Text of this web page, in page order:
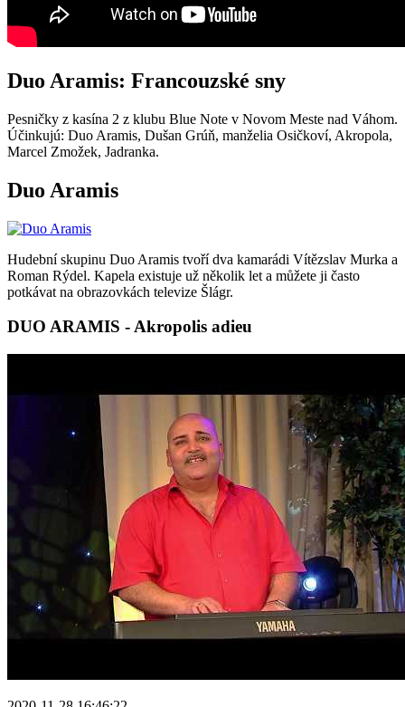
Duo Aramis: Francouzské sny
Pesničky z kasína 2 z klubu Blue Note v Novom Meste nad Váhom.
Účinkujú: Duo Aramis, Dušan Grúň, manželia Osičkoví, Akropola,
Marcel Zmožek, Jadranka.
Duo Aramis
Hudební skupinu Duo Aramis tvoří dva kamarádi Vítězslav Murka a
Roman Rýdel. Kapela existuje už několik let a můžete ji často
potkávat na obrazovkách televize Šlágr.
DUO ARAMIS - Akropolis adieu